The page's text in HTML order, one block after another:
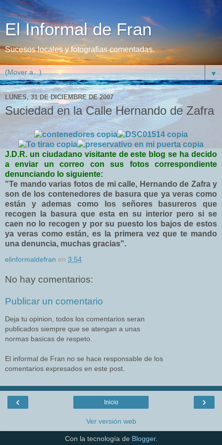
El Informal de Fran
Sucesos locales y fotografias comentadas.
▼
LUNES, 31 DE DICIEMBRE DE 2007
Suciedad en la Calle Hernando de Zafra
J.D.R. un ciudadano visitante de este blog se ha decido
a enviar un correo con sus fotos correspondiente
denunciando lo siguiente:
"Te mando varias fotos de mi calle, Hernando de Zafra y
son de los contenedores de basura que ya veras como
están y ademas como los señores basureros que
recogen la basura que esta en su interior pero si se
caen no lo recogen y por su puesto los bajos de estos
ya veras como están, es la primera vez que te mando
una denuncia, muchas gracias".
elinformaldefran en 3:54
No hay comentarios:
Publicar un comentario
Deja tu opinion, todos los comentarios seran
publicados siempre que se atengan a unas
normas basicas de respeto.
El informal de Fran no se hace responsable de los
comentarios expresados en este post.
‹ ›
Inicio
Ver versión web
Con la tecnología de Blogger.